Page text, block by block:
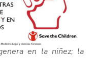
en la niñez; la